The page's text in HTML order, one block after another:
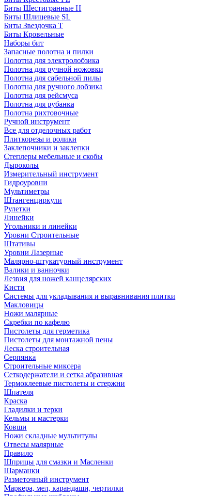
Биты Шестигранные H
Биты Шлицевые SL
Биты Звездочка T
Биты Кровельные
Наборы бит
Запасные полотна и пилки
Полотна для электролобзика
Полотна для ручной ножовки
Полотна для сабельной пилы
Полотна для ручного лобзика
Полотна для рейсмуса
Полотна для рубанка
Полотна рихтовочные
Ручной инструмент
Все для отделочных работ
Плиткорезы и ролики
Заклепочники и заклепки
Степлеры мебельные и скобы
Дыроколы
Измерительный инструмент
Гидроуровни
Мультиметры
Штангенциркули
Рулетки
Линейки
Угольники и линейки
Уровни Строительные
Штативы
Уровни Лазерные
Малярно-штукатурный инструмент
Валики и ванночки
Лезвия для ножей канцелярских
Кисти
Системы для укладывания и выравнивания плитки
Макловицы
Ножи малярные
Скребки по кафелю
Пистолеты для герметика
Пистолеты для монтажной пены
Леска строительная
Серпянка
Строительные миксера
Сеткодержатели и сетка абразивная
Термоклеевые пистолеты и стержни
Шпателя
Краска
Гладилки и терки
Кельмы и мастерки
Ковши
Ножи складные мультитулы
Отвесы малярные
Правило
Шприцы для смазки и Масленки
Шарманки
Разметочный инструмент
Маркера, мел, карандаши, чертилки